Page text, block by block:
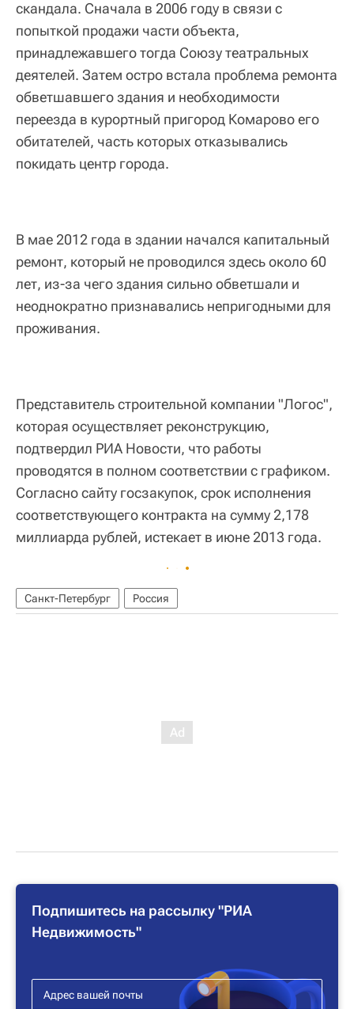
скандала. Сначала в 2006 году в связи с
попыткой продажи части объекта,
принадлежавшего тогда Союзу театральных
деятелей. Затем остро встала проблема ремонта
обветшавшего здания и необходимости
переезда в курортный пригород Комарово его
обитателей, часть которых отказывались
покидать центр города.
В мае 2012 года в здании начался капитальный
ремонт, который не проводился здесь около 60
лет, из-за чего здания сильно обветшали и
неоднократно признавались непригодными для
проживания.
Представитель строительной компании "Логос",
которая осуществляет реконструкцию,
подтвердил РИА Новости, что работы
проводятся в полном соответствии с графиком.
Согласно сайту госзакупок, срок исполнения
соответствующего контракта на сумму 2,178
миллиарда рублей, истекает в июне 2013 года.
Санкт-Петербург Россия
Подпишитесь на рассылку "РИА
Недвижимость"